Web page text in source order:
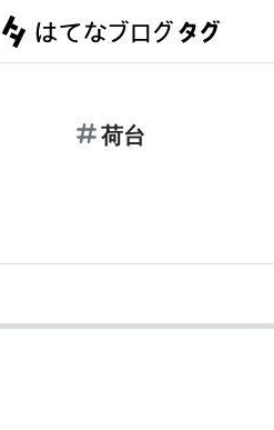
荷台